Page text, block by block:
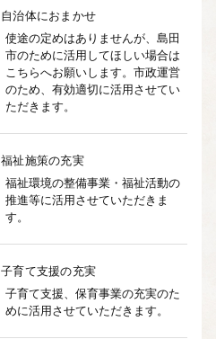
自治体におまかせ
使途の定めはありませんが、島田
市のために活用してほしい場合は
こちらへお願いします。市政運営
のため、有効適切に活用させてい
ただきます。
福祉施策の充実
福祉環境の整備事業・福祉活動の
推進等に活用させていただきま
す。
子育て支援の充実
子育て支援、保育事業の充実のた
めに活用させていただきます。